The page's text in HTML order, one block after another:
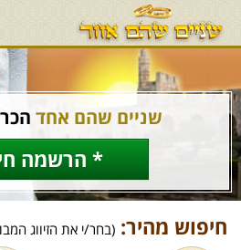
שניים שהם אחד
* הרשמה
חיפוש מהיר: (בחר/י את הזיווג